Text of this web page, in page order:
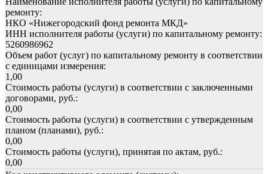
ремонту:
НКО «Нижегородский фонд ремонта МКД»
ИНН исполнителя работы (услуги) по капитальному ремонту:
5260986962
Объем работ (услуг) по капитальному ремонту в соответствии
с единицами измерения:
1,00
Стоимость работы (услуги) в соответствии с заключенными
договорами, руб.:
0,00
Стоимость работы (услуги) в соответствии с утвержденным
планом (планами), руб.:
0,00
Стоимость работы (услуги), принятая по актам, руб.:
0,00